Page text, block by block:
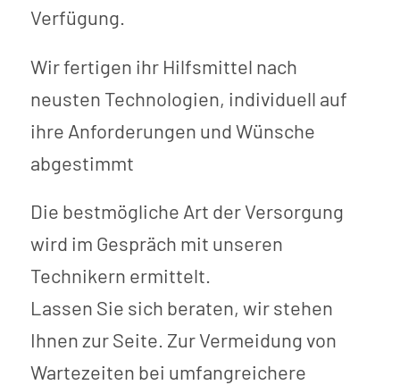
Verfügung.
Wir fertigen ihr Hilfsmittel nach
neusten Technologien, individuell auf
ihre Anforderungen und Wünsche
abgestimmt
Die bestmögliche Art der Versorgung
wird im Gespräch mit unseren
Technikern ermittelt.
Lassen Sie sich beraten, wir stehen
Ihnen zur Seite. Zur Vermeidung von
Wartezeiten bei umfangreichere